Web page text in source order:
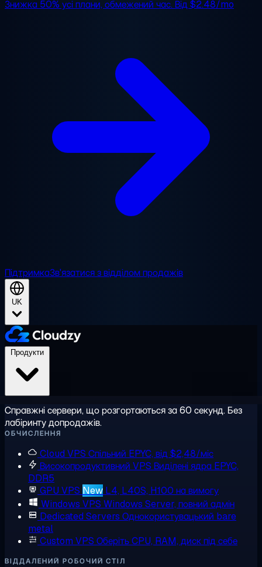
Знижка 50% усі плани, обмежений час. Від$2.48/mo
ПідтримкаЗв'язатися з відділом продажів
UK
Справжні сервери, що розгортаються за 60 секунд. Без
лабіринту допродажів.
ОБЧИСЛЕННЯ
Cloud VPS Спільний EPYC, від $2,48/міс
Високопродуктивний VPS Виділені ядра EPYC,
DDR5
GPU VPS New L4, L40S, H100 на вимогу
Windows VPS Windows Server, повний адмін
Dedicated Servers Однокористувацький bare
metal
Custom VPS Оберіть CPU, RAM, диск під себе
ВІДДАЛЕНИЙ РОБОЧИЙ СТІЛ